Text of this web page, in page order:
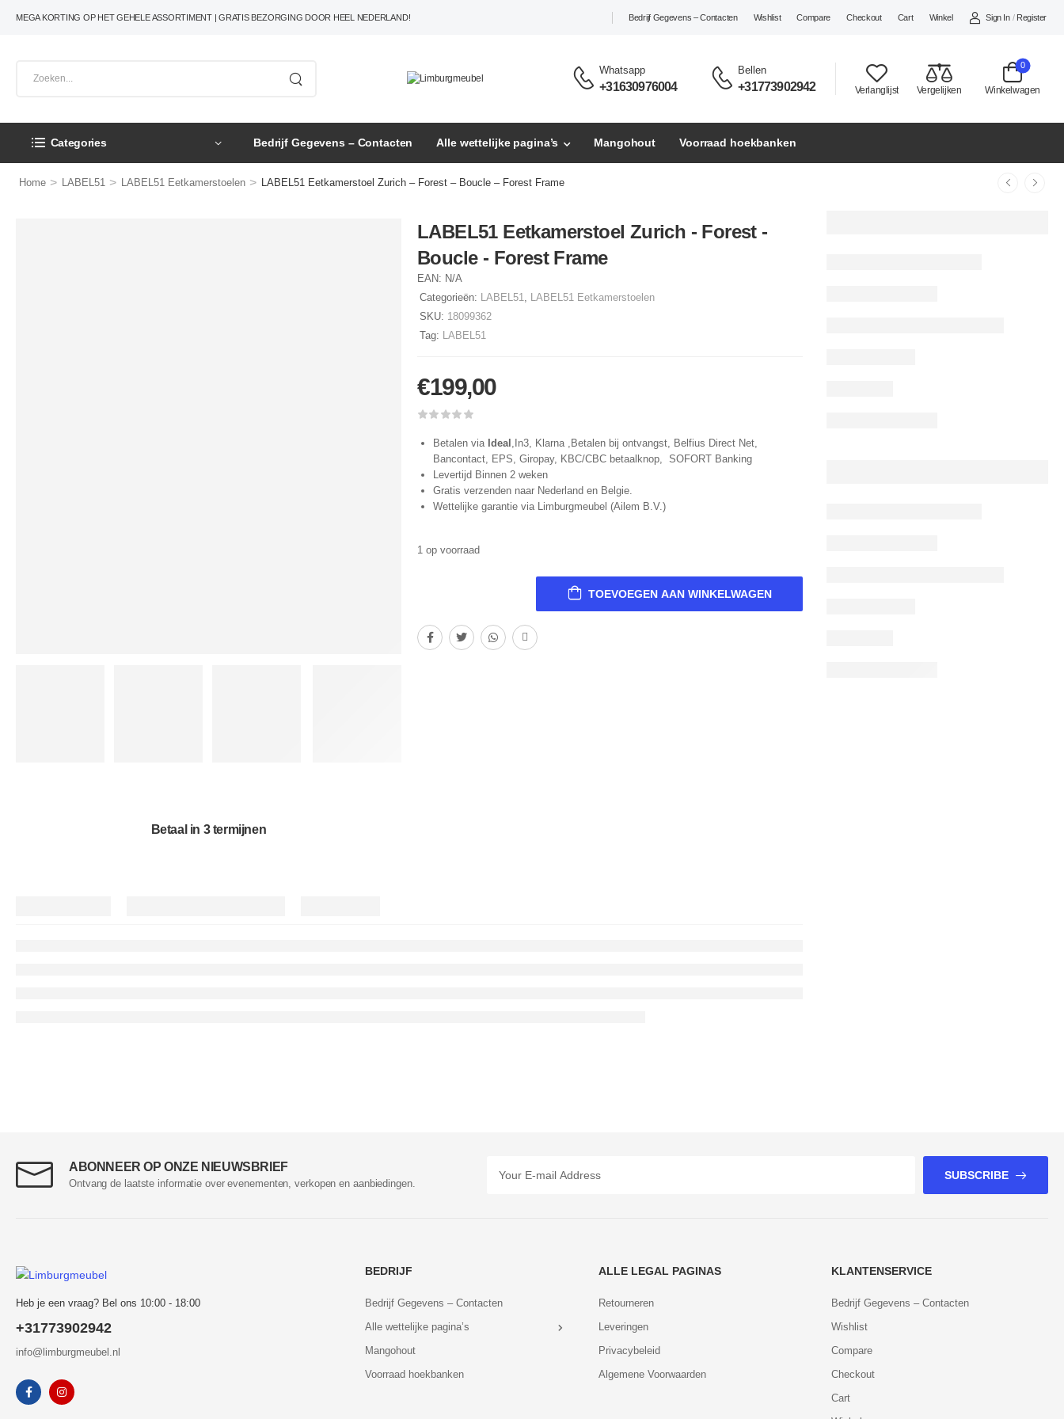
MEGA KORTING OP HET GEHELE ASSORTIMENT | GRATIS BEZORGING DOOR HEEL NEDERLAND! Bedrijf Gegevens – Contacten Wishlist Compare Checkout Cart Winkel Sign In / Register
Whatsapp
+31630976004
Bellen
+31773902942 Verlanglijst Vergelijken Winkelwagen
0
Categories Bedrijf Gegevens – Contacten Alle wettelijke pagina’s Mangohout Voorraad hoekbanken
Home > LABEL51 > LABEL51 Eetkamerstoelen > LABEL51 Eetkamerstoel Zurich – Forest – Boucle – Forest Frame
Betaal in 3 termijnen
LABEL51 Eetkamerstoel Zurich - Forest -
Boucle - Forest Frame
EAN: N/A
Categorieën: LABEL51, LABEL51 Eetkamerstoelen
SKU: 18099362
Tag: LABEL51
€199,00
Betalen via Ideal ,In3, Klarna ,Betalen bij ontvangst, Belfius Direct Net,
Bancontact, EPS, Giropay, KBC/CBC betaalknop, SOFORT Banking
Levertijd Binnen 2 weken
Gratis verzenden naar Nederland en Belgie.
Wettelijke garantie via Limburgmeubel (Ailem B.V.)
1 op voorraad
TOEVOEGEN AAN WINKELWAGEN
ABONNEER OP ONZE NIEUWSBRIEF
Ontvang de laatste informatie over evenementen, verkopen en aanbiedingen.
SUBSCRIBE
Heb je een vraag? Bel ons 10:00 - 18:00
+31773902942
info@limburgmeubel.nl
BEDRIJF
Bedrijf Gegevens – Contacten
Alle wettelijke pagina’s
Mangohout
Voorraad hoekbanken
ALLE LEGAL PAGINAS
Retourneren
Leveringen
Privacybeleid
Algemene Voorwaarden
KLANTENSERVICE
Bedrijf Gegevens – Contacten
Wishlist
Compare
Checkout
Cart